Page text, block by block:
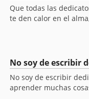
Que todas las
te den calor en el
No soy de escribir
No soy de escribir
aprender muchas